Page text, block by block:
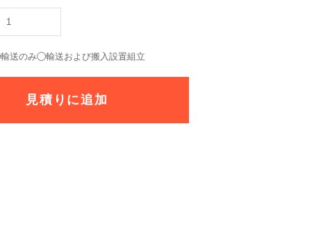
輸送のみ 輸送および搬入設置組立